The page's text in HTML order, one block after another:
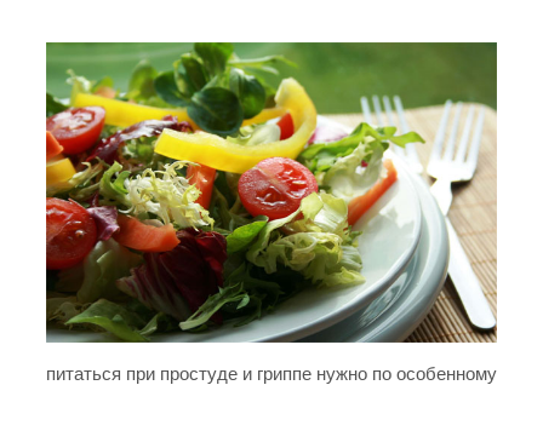
питаться при простуде и гриппе нужно по особенному